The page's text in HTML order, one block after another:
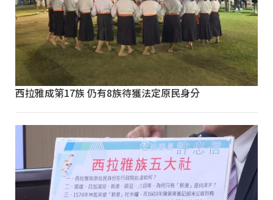
西拉雅成第17族 仍有8族待獲法定原民身分